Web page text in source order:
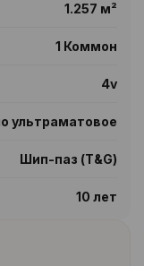
1.257 м²
1 Коммон
4v
ультраматовое
Шип-паз (T&G)
10 лет